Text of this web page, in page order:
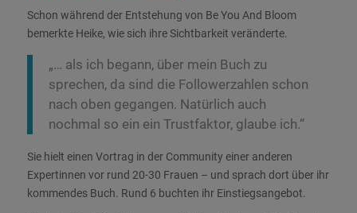
Schon während der Entstehung von Be You And Bloom
bemerkte Heike, wie sich ihre Sichtbarkeit veränderte.
„… als ich begann, über mein Buch zu
sprechen, da sind die Followerzahlen schon
nach oben gegangen. Natürlich auch
nochmal so ein ein Trustfaktor, glaube ich.“
Sie hielt einen Vortrag in der Community einer anderen
Expertinnen vor rund 20-30 Frauen – und sprach dort über ihr
kommendes Buch. Rund 6 buchten ihr Einstiegsangebot.